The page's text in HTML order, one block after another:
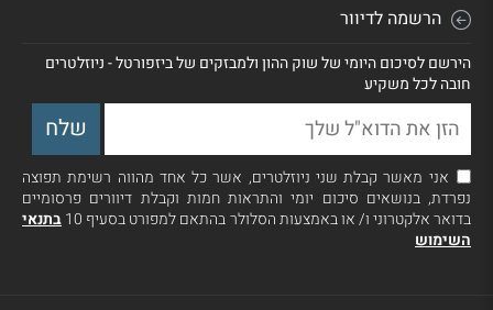
הרשמה לדיוור
הירשם לסיכום היומי של שוק ההון ולמבזקים של ביזפורטל - ניוזלטרים
חובה לכל משקיע
אני מאשר קבלת שני ניוזלטרים, אשר כל אחד מהווה רשימת תפוצה
נפרדת, בנושאים סיכום יומי והתראות חמות וקבלת דיוורים פרסומיים
בדואר אלקטרוני ו/ או באמצעות הסלולר בהתאם למפורט בסעיף 10
בתנאי
השימוש